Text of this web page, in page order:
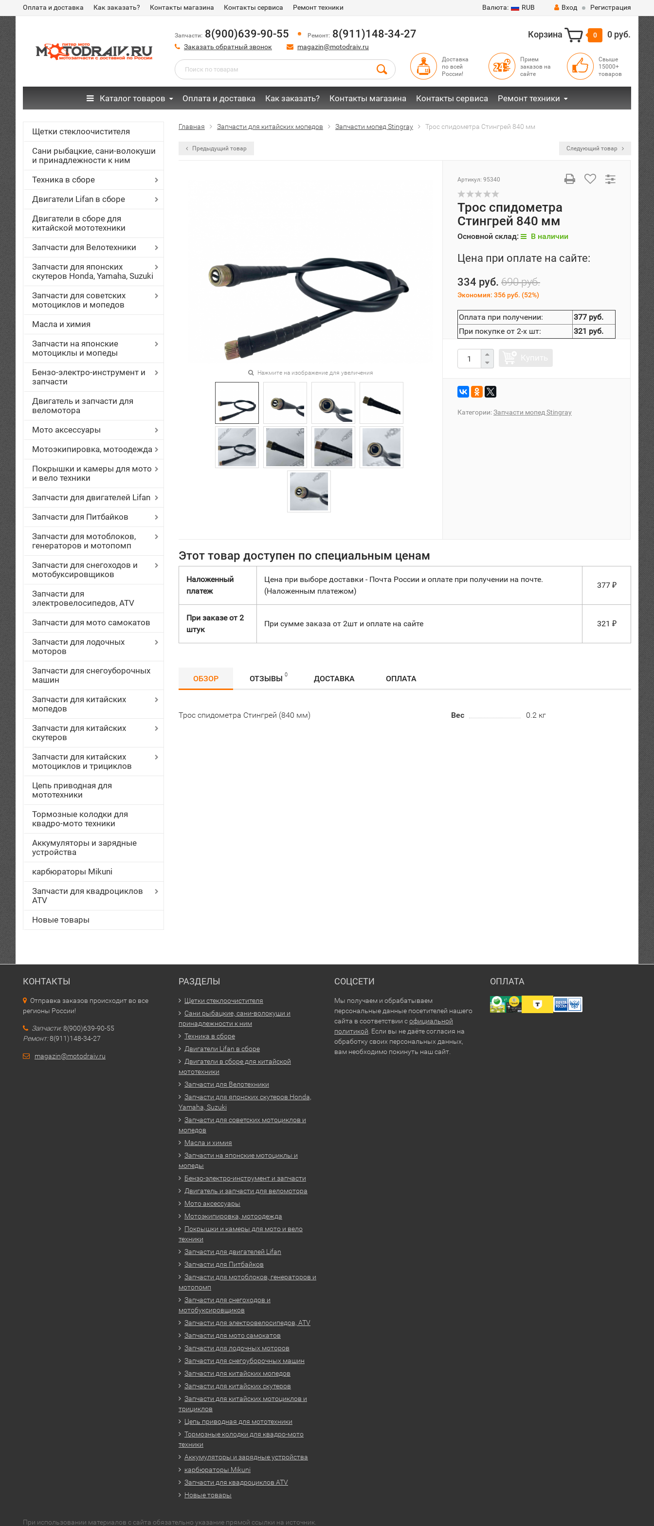
Оплата и доставка Как заказать? Контакты магазина Контакты сервиса Ремонт техники Валюта: RUB Вход Регистрация
Запчасти: 8(900)639-90-55 Ремонт: 8(911)148-34-27
Заказать обратный звонок magazin@motodraiv.ru
Корзина 0 0 руб.
Доставка
по всей
России!
Прием
заказов на
сайте
Свыше
15000+
товаров
Каталог товаров Оплата и доставка Как заказать? Контакты магазина Контакты сервиса Ремонт техники
Щетки стеклоочистителя
Сани рыбацкие, сани-волокуши
и принадлежности к ним
Техника в сборе
Двигатели Lifan в сборе
Двигатели в сборе для
китайской мототехники
Запчасти для Велотехники
Запчасти для японских
скутеров Honda, Yamaha, Suzuki
Запчасти для советских
мотоциклов и мопедов
Масла и химия
Запчасти на японские
мотоциклы и мопеды
Бензо-электро-инструмент и
запчасти
Двигатель и запчасти для
веломотора
Мото аксессуары
Мотоэкипировка, мотоодежда
Покрышки и камеры для мото
и вело техники
Запчасти для двигателей Lifan
Запчасти для Питбайков
Запчасти для мотоблоков,
генераторов и мотопомп
Запчасти для снегоходов и
мотобуксировщиков
Запчасти для
электровелосипедов, ATV
Запчасти для мото самокатов
Запчасти для лодочных
моторов
Запчасти для снегоуборочных
машин
Запчасти для китайских
мопедов
Запчасти для китайских
скутеров
Запчасти для китайских
мотоциклов и трициклов
Цепь приводная для
мототехники
Тормозные колодки для
квадро-мото техники
Аккумуляторы и зарядные
устройства
карбюраторы Mikuni
Запчасти для квадроциклов
ATV
Новые товары
Главная Запчасти для китайских мопедов Запчасти мопед Stingray Трос спидометра Стингрей 840 мм
Предыдущий товар Следующий товар
Нажмите на изображение для увеличения
Артикул: 95340
Трос спидометра
Стингрей 840 мм
Основной склад: В наличии
Цена при оплате на сайте:
334 руб. 690 руб.
Экономия: 356 руб. (52%)
Оплата при получении:
377 руб.
При покупке от 2-х шт:
321 руб.
Категории:Запчасти мопед Stingray
Этот товар доступен по специальным ценам
Наложенный
платеж
Цена при выборе доставки - Почта России и оплате при получении на почте.
(Наложенным платежом)
377 ₽
При заказе от 2
штук
При сумме заказа от 2шт и оплате на сайте 321 ₽
ОБЗОР ОТЗЫВЫ 0 ДОСТАВКА ОПЛАТА
Трос спидометра Стингрей (840 мм) Вес 0.2 кг
КОНТАКТЫ
Отправка заказов происходит во все
регионы России!
Запчасти:8(900)639-90-55
Ремонт:8(911)148-34-27
magazin@motodraiv.ru
РАЗДЕЛЫ
Щетки стеклоочистителя
Сани рыбацкие, сани-волокуши и
принадлежности к ним
Техника в сборе
Двигатели Lifan в сборе
Двигатели в сборе для китайской
мототехники
Запчасти для Велотехники
Запчасти для японских скутеров Honda,
Yamaha, Suzuki
Запчасти для советских мотоциклов и
мопедов
Масла и химия
Запчасти на японские мотоциклы и
мопеды
Бензо-электро-инструмент и запчасти
Двигатель и запчасти для веломотора
Мото аксессуары
Мотоэкипировка, мотоодежда
Покрышки и камеры для мото и вело
техники
Запчасти для двигателей Lifan
Запчасти для Питбайков
Запчасти для мотоблоков, генераторов и
мотопомп
Запчасти для снегоходов и
мотобуксировщиков
Запчасти для электровелосипедов, ATV
Запчасти для мото самокатов
Запчасти для лодочных моторов
Запчасти для снегоуборочных машин
Запчасти для китайских мопедов
Запчасти для китайских скутеров
Запчасти для китайских мотоциклов и
трициклов
Цепь приводная для мототехники
Тормозные колодки для квадро-мото
техники
Аккумуляторы и зарядные устройства
карбюраторы Mikuni
Запчасти для квадроциклов ATV
Новые товары
СОЦСЕТИ
Мы получаем и обрабатываем
персональные данные посетителей нашего
сайта в соответствии софициальной
политикой . Если вы не даёте согласия на
обработку своих персональных данных,
вам необходимо покинуть наш сайт.
ОПЛАТА
При использовании материалов с сайта обязательно указание прямой ссылки на источник.